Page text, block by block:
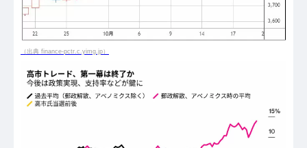
（出典 finance-pctr.c.yimg.jp）